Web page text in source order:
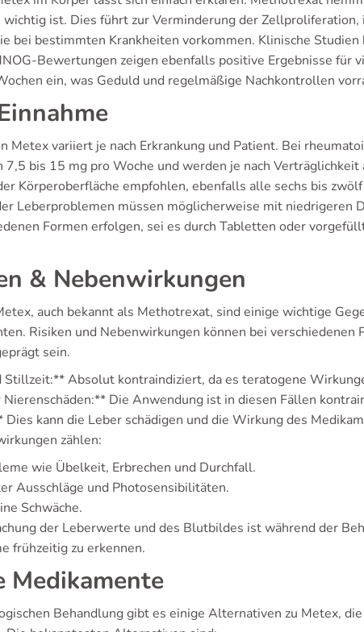
ist. Dies führt zur Verminderung der Zellproliferation,
bei bestimmten Krankheiten vorkommen. Klinische
Bewertungen zeigen ebenfalls positive Ergebnisse für
ein, was Geduld und regelmäßige Nachkontrollen
Metex variiert je nach Erkrankung und Patient. Bei
bis 15 mg pro Woche und werden je nach Verträglichkeit
Körperoberfläche empfohlen, ebenfalls alle sechs bis
Leberproblemen müssen möglicherweise mit niedrigeren
Formen erfolgen, sei es durch Tabletten oder
& Nebenwirkungen
auch bekannt als Methotrexat, sind einige wichtige
Risiken und Nebenwirkungen können bei verschiedenen
sein.
Stillzeit:** Absolut kontraindiziert, da es teratogene
Die Anwendung ist in diesen Fällen
kann die Leber schädigen und die Wirkung des
zählen:
wie Übelkeit, Erbrechen und Durchfall.
Ausschläge und Photosensibilitäten.
Schwäche.
der Leberwerte und des Blutbildes ist während der
frühzeitig zu erkennen.
Medikamente
Behandlung gibt es einige Alternativen zu Metex,